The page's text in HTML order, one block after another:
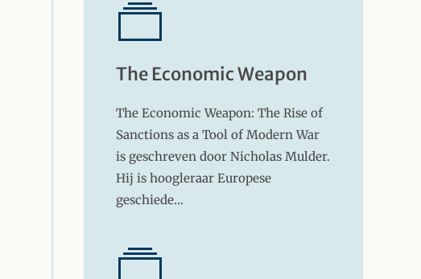
The Economic Weapon
The Economic Weapon: The Rise of
Sanctions as a Tool of Modern War
is geschreven door Nicholas Mulder.
Hij is hoogleraar Europese
geschiede…